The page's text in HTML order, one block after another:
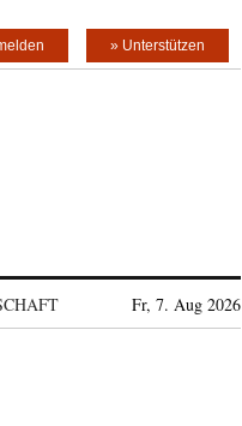
» Unterstützen
Fr, 7. Aug 2026